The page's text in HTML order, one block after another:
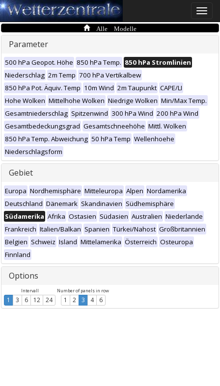
Toggle
Alle Modelle
Parameter
500 hPa Geopot. Höhe 850 hPa Temp. 850 hPa Stromlinien
Niederschlag 2m Temp 700 hPa Vertikalbew
850 hPa Pot. Äquiv. Temp 10m Wind 2m Taupunkt CAPE/LI
Hohe Wolken Mittelhohe Wolken Niedrige Wolken Min/Max Temp.
Gesamtniederschlag Spitzenwind 300 hPa Wind 200 hPa Wind
Gesamtbedeckungsgrad Gesamtschneehöhe Mittl. Wolken
850 hPa Temp. Abweichung 50 hPa Temp Wellenhoehe
Niederschlagsform
Gebiet
Europa Nordhemisphäre Mitteleuropa Alpen Nordamerika
Deutschland Dänemark Skandinavien Südhemisphäre
Südamerika Afrika Ostasien Südasien Australien Niederlande
Frankreich Italien/Balkan Spanien Türkei/Nahost Großbritannien
Belgien Schweiz Island Mittelamerika Österreich Osteuropa
Finnland
Options
Intervall
1 3 6 12 24
Number of panels in row
1 2 3 4 6